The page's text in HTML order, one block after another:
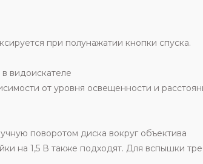
при полунажатии кнопки спуска.
видоискателе
от уровня освещенности и
поворотом диска вокруг объектива
на 1,5 В также подходят. Для вспышки